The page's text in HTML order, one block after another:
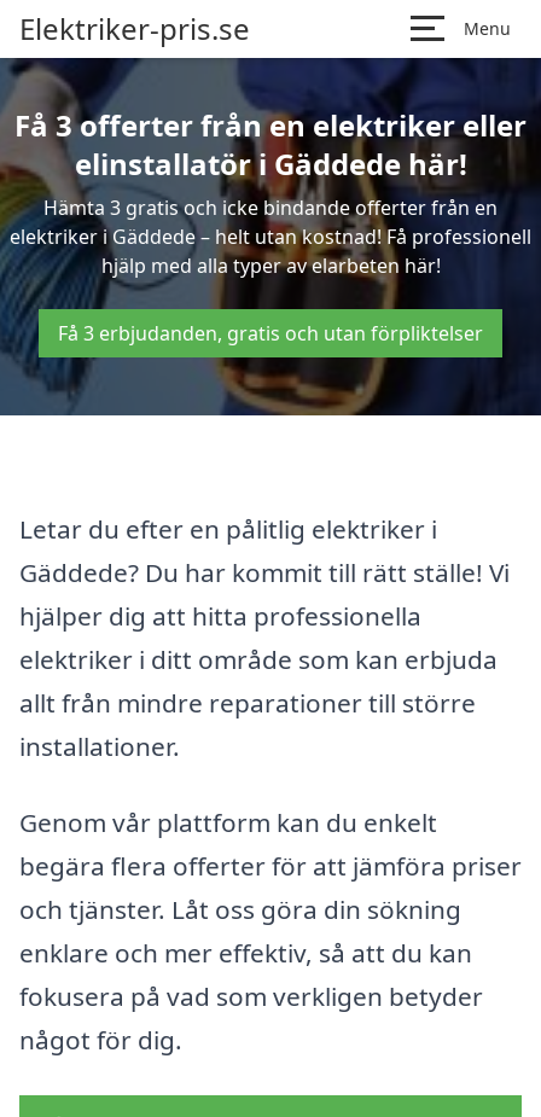
Elektriker-pris.se Menu
Få 3 offerter från en elektriker eller
elinstallatör i Gäddede här!
Hämta 3 gratis och icke bindande offerter från en
elektriker i Gäddede – helt utan kostnad! Få professionell
hjälp med alla typer av elarbeten här!
Få 3 erbjudanden, gratis och utan förpliktelser
Letar du efter en pålitlig elektriker i
Gäddede? Du har kommit till rätt ställe! Vi
hjälper dig att hitta professionella
elektriker i ditt område som kan erbjuda
allt från mindre reparationer till större
installationer.
Genom vår plattform kan du enkelt
begära flera offerter för att jämföra priser
och tjänster. Låt oss göra din sökning
enklare och mer effektiv, så att du kan
fokusera på vad som verkligen betyder
något för dig.